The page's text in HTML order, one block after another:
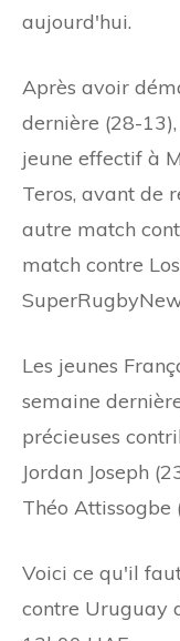
aujourd'hui.
Après avoir
dernière (28-
jeune effectif à
Teros, avant de
autre match
match contre
Les jeunes
semaine
précieuses
Jordan Joseph
Théo Attissogbe
Voici ce qu'il
contre Uruguay